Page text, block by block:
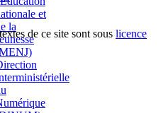
de ce site sont sous licence